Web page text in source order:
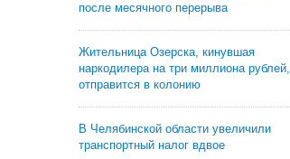
после месячного перерыва
Жительница Озерска, кинувшая
наркодилера на три миллиона рублей,
отправится в колонию
В Челябинской области увеличили
транспортный налог вдвое